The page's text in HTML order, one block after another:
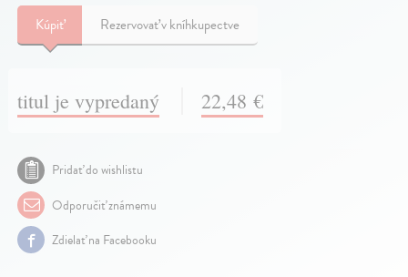
Kúpiť Rezervovať v kníhkupectve
titul je vypredaný 22,48 €
Pridať do wishlistu
Odporučiť známemu
Zdielať na Facebooku